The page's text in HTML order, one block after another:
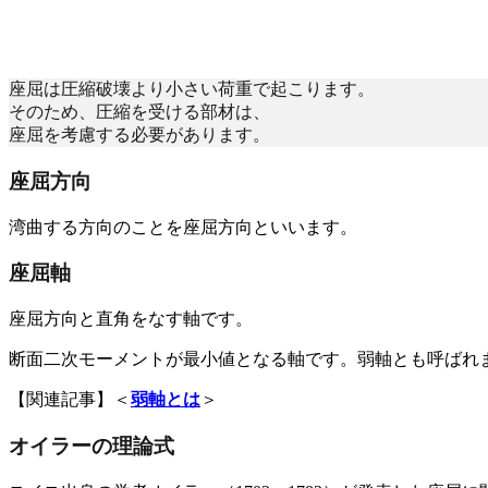
座屈は圧縮破壊より小さい荷重で起こります。
そのため、圧縮を受ける部材は、
座屈を考慮する必要があります。
座屈方向
湾曲する方向のことを座屈方向といいます。
座屈軸
座屈方向と直角をなす軸です。
断面二次モーメントが最小値となる軸です。弱軸とも呼ばれ
【関連記事】＜ 弱軸とは ＞
オイラーの理論式